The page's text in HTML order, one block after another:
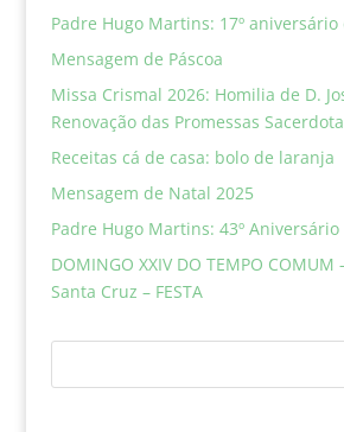
Padre Hugo Martins: 17º aniversário
Mensagem de Páscoa
Missa Crismal 2026: Homilia de D.
Renovação das Promessas
Receitas cá de casa: bolo de laranja
Mensagem de Natal 2025
Padre Hugo Martins: 43º
DOMINGO XXIV DO TEMPO COMUM
Santa Cruz – FESTA